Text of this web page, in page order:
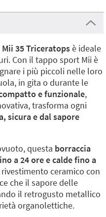
35 Triceratopsè ideale
Con il tappo sport Mii è
i più piccoli nelle loro
in gita o durante le
e funzionale,
trasforma ogni
sicura e dal sapore
questa borraccia
a 24 ore e calde fino a
ceramico con
che il sapore delle
il retrogusto metallico
organolettiche.